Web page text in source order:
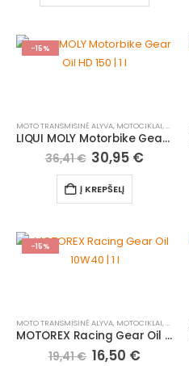
-15%
MOTO TRANSMISINĖ ALYVA, MOTOCIKLAI, ATV/UTV
LIQUI MOLY Motorbike Gear Oil HD 150 | 1 l
36,41€ 30,95 €
Į KREPŠELĮ
-15%
MOTO TRANSMISINĖ ALYVA, MOTOCIKLAI, ATV/UTV
MOTOREX Racing Gear Oil 10W40 | 1 l
19,41€ 16,50 €